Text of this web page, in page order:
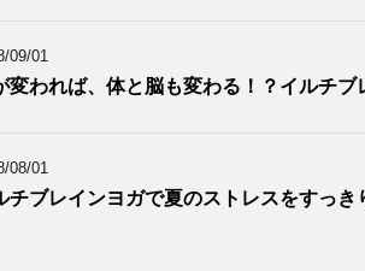
09/01
変われば、体と脳も変わる！？イルチ
08/01
チブレインヨガで夏のストレスをすっき